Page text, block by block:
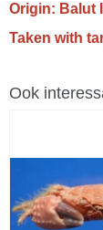
Origin: Balut
Taken with
Ook